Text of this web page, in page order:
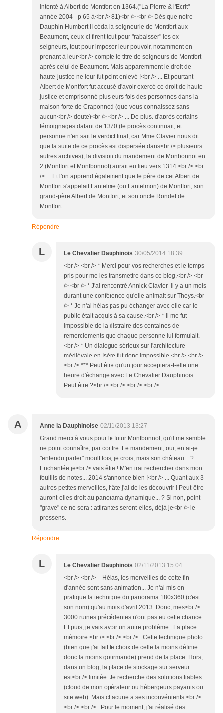
intenté à Albert de Montfort en 1364.("La Pierre & l'Ecrit" -
année 2004 - p 65 à<br /> 81)<br /> <br /> Dès que notre
Dauphin Humbert II céda la seigneurie de Montfort aux
Beaumont, ceux-ci firent tout pour "rabaisser" les ex-
seigneurs, tout pour imposer leur pouvoir, notamment en
prenant à leur<br /> compte le titre de seigneurs de Montfort
après celui de Beaumont. Mais apparemment le droit de
haute-justice ne leur fut point enlevé !<br /> ... Et pourtant
Albert de Montfort fut accusé d'avoir exercé ce droit de haute-
justice et emprisonné plusieurs fois des personnes dans la
maison forte de Craponnod (que vous connaissez sans
aucun<br /> doute)<br /> <br /> ... De plus, d'après certains
témoignages datant de 1370 (le procès continuait, et
personne n'en sait le verdict final, car Mme Clavier nous dit
que la suite de ce procès est dispersée dans<br /> plusieurs
autres archives), la division du mandement de Monbonnot en
2 (Montfort et Montbonnot) aurait eu lieu vers 1314.<br /> <br
/> ... Et l'on apprend également que le père de cet Albert de
Montfort s'appelait Lantelme (ou Lantelmon) de Montfort, son
grand-père Albert de Montfort, et son oncle Rondet de
Montfort.
Répondre
L Le Chevalier Dauphinois 30/05/2014 18:39
<br /> <br /> * Merci pour vos recherches et le temps
pris pour me les transmettre dans ce blog.<br /> <br
/> <br /> * J'ai rencontré Annick Clavier il y a un mois
durant une conférence qu'elle animait sur Theys.<br
/> * Je n'ai hélas pas pu échanger avec elle car le
public était acquis à sa cause.<br /> * Il me fut
impossible de la distraire des centaines de
remerciements que chaque personne lui formulait.
<br /> * Un dialogue sérieux sur l'architecture
médiévale en Isère fut donc impossible.<br /> <br />
<br /> *** Peut être qu'un jour acceptera-t-elle une
heure d'échange avec Le Chevalier Dauphinois...
Peut être ?<br /> <br /> <br /> <br />
A Anne la Dauphinoise 02/11/2013 13:27
Grand merci à vous pour le futur Montbonnot, qu'il me semble
ne point connaître, par contre. Le mandement, oui, en ai-je
"entendu parler" moult fois, je crois, mais son château... ?
Enchantée je<br /> vais être ! M'en irai rechercher dans mon
fouillis de notes... 2014 s'annonce bien !<br /> ... Quant aux 3
autres petites merveilles, hâte j'ai de les découvrir ! Peut-être
auront-elles droit au panorama dynamique... ? Si non, point
"grave" ce ne sera : attirantes seront-elles, déjà je<br /> le
pressens.
Répondre
L Le Chevalier Dauphinois 02/11/2013 15:04
<br /> <br /> Hélas, les merveilles de cette fin
d'année sont sans animation... Je n'ai mis en
pratique la technique du panorama 180x360 (c'est
son nom) qu'au mois d'avril 2013. Donc, mes<br />
3000 ruines précédentes n'ont pas eu cette chance.
Et puis, je vais avoir un autre problème : La place
mémoire.<br /> <br /> <br /> Cette technique photo
(bien que j'ai fait le choix de celle la moins définie
donc la moins gourmande) prend de la place. Hors,
dans un blog, la place de stockage sur serveur
est<br /> limitée. Je recherche des solutions fiables
(cloud de mon opérateur ou hébergeurs payants ou
site web). Mais chacune a ses inconvénients.<br />
<br /> <br /> Pour le moment, j'ai réalisé des